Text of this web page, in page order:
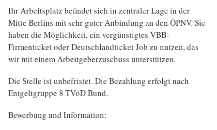
Ihr Arbeitsplatz befindet sich in zentraler Lage in der
Mitte Berlins mit sehr guter Anbindung an den ÖPNV. Sie
haben die Möglichkeit, ein vergünstigtes VBB-
Firmenticket oder Deutschlandticket Job zu nutzen, das
wir mit einem Arbeitgeberzuschuss unterstützen.
Die Stelle ist unbefristet. Die Bezahlung erfolgt nach
Entgeltgruppe 8 TVöD Bund.
Bewerbung und Information: